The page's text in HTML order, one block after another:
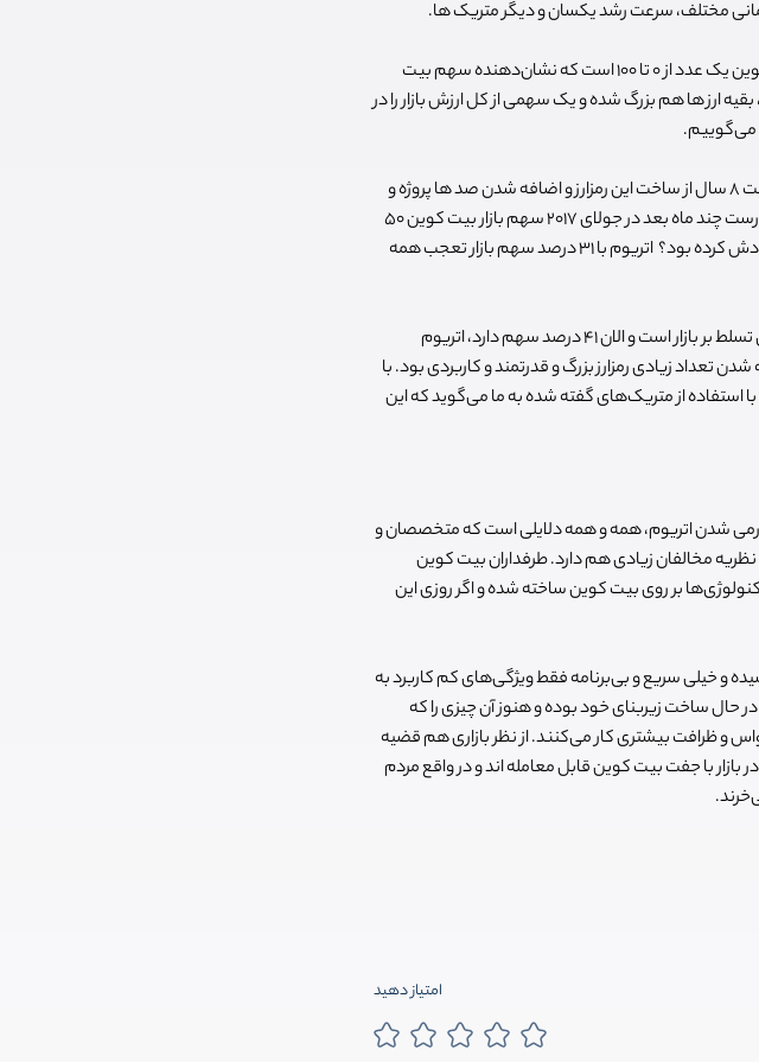
مختلف، سرعت رشد یکسان و دیگر متریک ها.
حال باید به نفش دامیننس در بحث فلیپنینگ بپردازیم. دامیننس بیت کوین یک عدد از 0 تا 100 است که نشان‌دهنده سهم بیت
ارز ها هم بزرگ شده و یک سهمی از کل ارزش بازار را در
می‌گوییم.
دامیننس بیت کوین در سال 2017 حدود 96 درصد بود! یعنی با وجود گذشت 8 سال از ساخت این رمزارز و اضافه شدن صد ها پروژه و
آلت کوین به بازار، بیت کوین فقط 4 درصد سهم بازار را در دست نداشت. درست چند ماه بعد در جولای 2017 سهم بازار بیت کوین 50
درصد بود! حدس بزنید سهم بازار چه ارزی اکثر این 45 درصد افت را از آن خودش کرده بود؟ اتریوم با 31 درصد سهم بازار تعجب همه
اما از آن سال تا کنون، با وجود اینکه بیت کوین باز هم شاهد از دست رفتن تسلط بر بازار است و الان 41 درصد سهم دارد، اتریوم
خاطر اضافه شدن تعداد زیادی رمزارز بزرگ و قدرتمند و کاربردی بود. با
با استفاده از متریک‌های گفته شده به ما می‌گوید که این
شدن اتریوم، همه و همه دلایلی است که متخصصان و
نظریه مخالفان زیادی هم دارد. طرفداران بیت کوین
بر روی بیت کوین ساخته شده و اگر روزی این
و خیلی سریع و بی‌برنامه فقط ویژگی‌های کم کاربرد به
حال ساخت زیربنای خود بوده و هنوز آن چیزی را که
و ظرافت بیشتری کار می‌کنند. از نظر بازاری هم قضیه
که تقریبا 99 درصد رمزارزها در بازار با جفت بیت کوین قابل معامله اند و در واقع مردم
امتیاز دهید